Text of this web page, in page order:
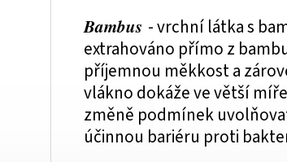
Bambus - vrchní látka s
extrahováno přímo z
příjemnou měkkost a
vlákno dokáže ve větší
změně podmínek
účinnou bariéru proti